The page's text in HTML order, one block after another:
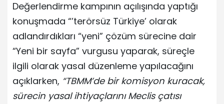
Değerlendirme kampının açılışında yaptığı
konuşmada “’terörsüz Türkiye’ olarak
adlandırdıkları “yeni” çözüm sürecine dair
“Yeni bir sayfa” vurgusu yaparak, süreçle
ilgili olarak yasal düzenleme yapılacağını
açıklarken, “TBMM’de bir komisyon kuracak,
sürecin yasal ihtiyaçlarını Meclis çatısı